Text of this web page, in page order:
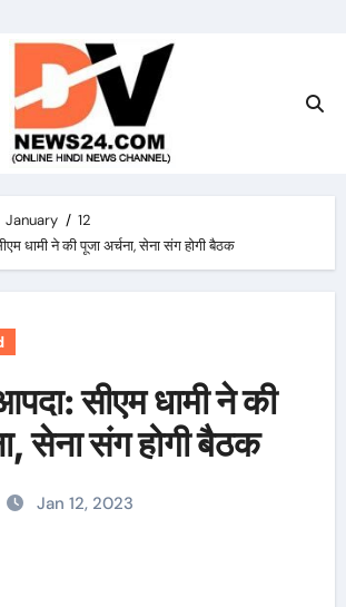
January
12
धामी ने की पूजा अर्चना, सेना संग होगी बैठक
सीएम धामी ने की
सेना संग होगी बैठक
Jan 12, 2023